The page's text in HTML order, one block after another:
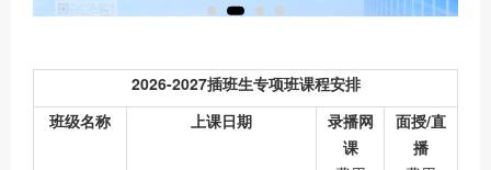
2026-2027插班生专项班课程安排
班级名称
上课日期
录播网
课
面授/直
播